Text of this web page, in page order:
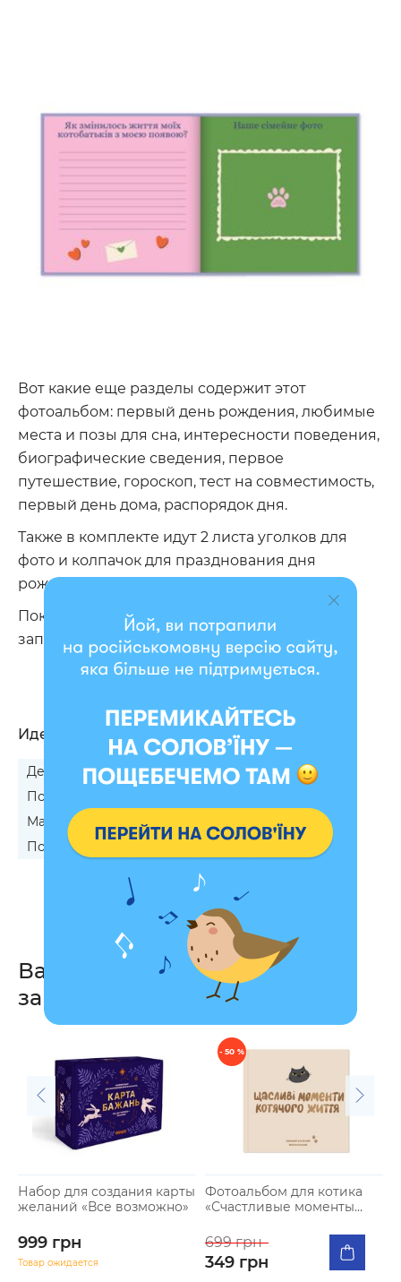
Вот какие еще разделы содержит этот
фотоальбом: первый день рождения, любимые
места и позы для сна, интересности поведения,
биографические сведения, первое
путешествие, гороскоп, тест на совместимость,
первый день дома, распорядок дня.
Также в комплекте идут 2 листа уголков для
фото и колпачок для празднования дня
рождения хвостика. Классно же!
Покупайте фотоальбом и наслаждайтесь
заполнением!
Идеальный подарок
Девочке на 12 лет
Девушке на 15-летие
Подросткам на День Рождения
Мальчику на 14 лет
Парню на 16-летие
Подруге на 15-летие
Вас также могут
заинтересовать
Набор для создания карты
желаний «Все возможно»
999 грн
Товар ожидается
- 50 %
Фотоальбом для котика
«Счастливые моменты
699 грн
349 грн